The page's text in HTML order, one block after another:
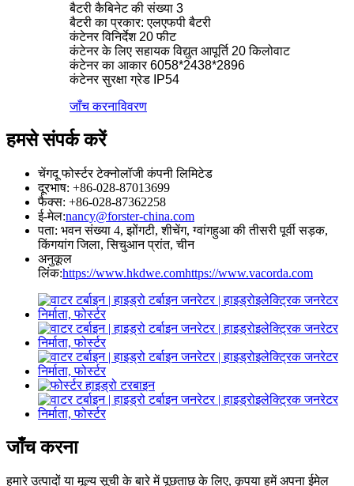
बैटरी कैबिनेट की संख्या 3
बैटरी का प्रकार: एलएफपी बैटरी
कंटेनर विनिर्देश 20 फीट
कंटेनर के लिए सहायक विद्युत आपूर्ति 20 किलोवाट
कंटेनर का आकार 6058*2438*2896
कंटेनर सुरक्षा ग्रेड IP54
जाँच करनाविवरण
हमसे संपर्क करें
चेंगदू फोर्स्टर टेक्नोलॉजी कंपनी लिमिटेड
दूरभाष: +86-028-87013699
फैक्स: +86-028-87362258
ई-मेल:nancy@forster-china.com
पता: भवन संख्या 4, झोंगटी, शीचेंग, ग्वांगहुआ की तीसरी पूर्वी सड़क,
किंगयांग जिला, सिचुआन प्रांत, चीन
अनुकूल
लिंक:https://www.hkdwe.comhttps://www.vacorda.com
जाँच करना
हमारे उत्पादों या मूल्य सूची के बारे में पूछताछ के लिए, कृपया हमें अपना ईमेल